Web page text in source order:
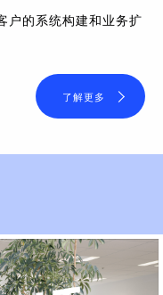
户的系统构建和业务扩
了解更多